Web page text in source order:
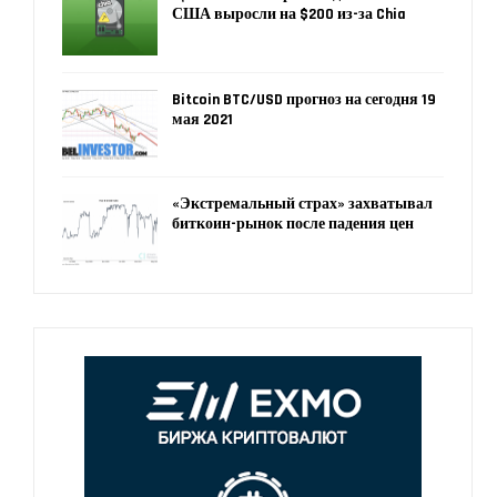
США выросли на $200 из-за Chia
Bitcoin BTC/USD прогноз на сегодня 19
мая 2021
«Экстремальный страх» захватывал
биткоин-рынок после падения цен